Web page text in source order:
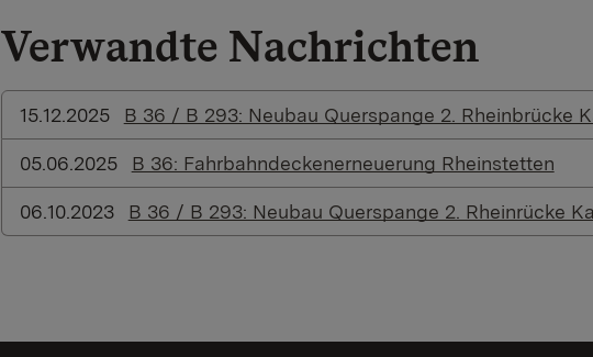
Verwandte Nachrichten
15.12.2025 B 36 / B 293: Neubau Querspange 2. Rheinbrücke
05.06.2025 B 36: Fahrbahndeckenerneuerung Rheinstetten
06.10.2023 B 36 / B 293: Neubau Querspange 2. Rheinrücke